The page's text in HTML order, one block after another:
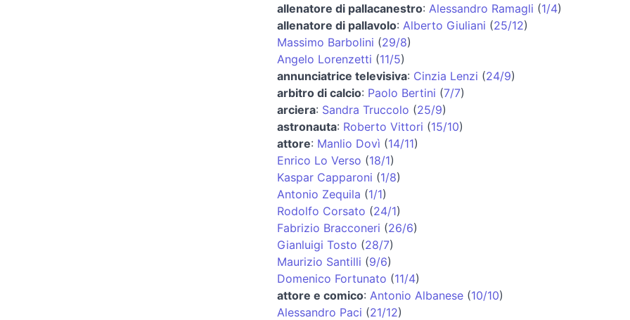
allenatore di pallacanestro: Alessandro Ramagli (1/4)
allenatore di pallavolo: Alberto Giuliani (25/12)
Massimo Barbolini (29/8)
Angelo Lorenzetti (11/5)
annunciatrice televisiva: Cinzia Lenzi (24/9)
arbitro di calcio: Paolo Bertini (7/7)
arciera: Sandra Truccolo (25/9)
astronauta: Roberto Vittori (15/10)
attore: Manlio Dovì (14/11)
Enrico Lo Verso (18/1)
Kaspar Capparoni (1/8)
Antonio Zequila (1/1)
Rodolfo Corsato (24/1)
Fabrizio Bracconeri (26/6)
Gianluigi Tosto (28/7)
Maurizio Santilli (9/6)
Domenico Fortunato (11/4)
attore e comico: Antonio Albanese(10/10)
Alessandro Paci (21/12)